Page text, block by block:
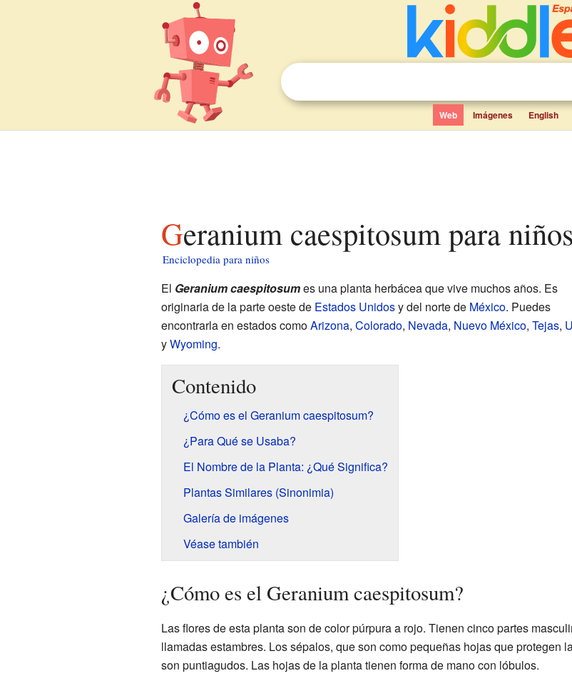
Web Imágenes English
Geranium caespitosum para niños
Enciclopedia para niños
El Geranium caespitosumes una planta herbácea que vive muchos años. Es
originaria de la parte oeste de Estados Unidosy del norte de México. Puedes
encontrarla en estados comoArizona, Colorado, Nevada, Nuevo México, Tejas,
yWyoming.
Contenido
¿Cómo es el Geranium caespitosum?
¿Para Qué se Usaba?
El Nombre de la Planta: ¿Qué Significa?
Plantas Similares (Sinonimia)
Galería de imágenes
Véase también
¿Cómo es el Geranium caespitosum?
Las flores de esta planta son de color púrpura a rojo. Tienen cinco partes
llamadas estambres. Los sépalos, que son como pequeñas hojas que protegen
son puntiagudos. Las hojas de la planta tienen forma de mano con lóbulos.